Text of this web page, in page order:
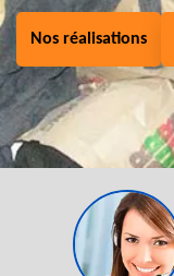
Nos réalisations